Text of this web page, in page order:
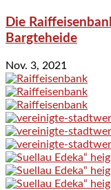
Die
Bargteheide
Nov. 3, 2021